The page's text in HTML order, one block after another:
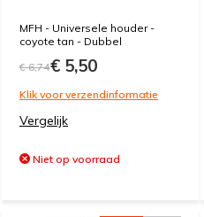
MFH - Universele houder -
coyote tan - Dubbel
€ 6,74€ 5,50
Klik voor verzendinformatie
Vergelijk
Niet op voorraad